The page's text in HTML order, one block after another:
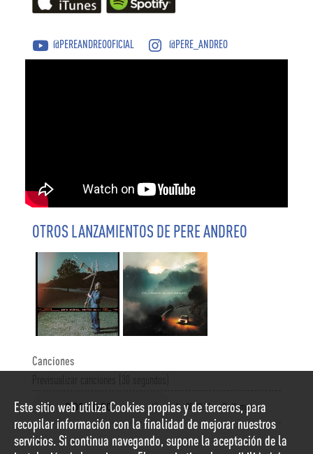
@PEREANDREOOFICIAL @PERE_ANDREO
OTROS LANZAMIENTOS DE PERE ANDREO
Canciones
Previsualizar canciones (30 segundos)
1 00:02:51 Sa llampuga
Este sitio web utiliza Cookies propias y de terceros, para
recopilar información con la finalidad de mejorar nuestros
servicios. Si continua navegando, supone la aceptación de la